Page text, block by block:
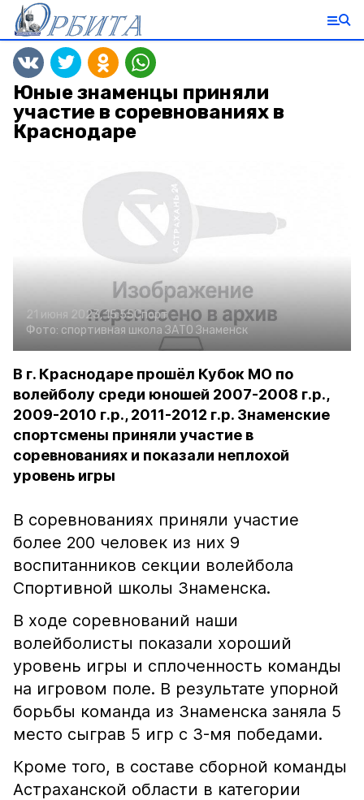
Юные знаменцы приняли
участие в соревнованиях в
Краснодаре
21 июня 2023, 15:55Спорт
Фото: спортивная школа ЗАТО Знаменск
В г. Краснодаре прошёл Кубок МО по
волейболу среди юношей 2007-2008 г.р.,
2009-2010 г.р., 2011-2012 г.р. Знаменские
спортсмены приняли участие в
соревнованиях и показали неплохой
уровень игры
В соревнованиях приняли участие
более 200 человек из них 9
воспитанников секции волейбола
Спортивной школы Знаменска.
В ходе соревнований наши
волейболисты показали хороший
уровень игры и сплоченность команды
на игровом поле. В результате упорной
борьбы команда из Знаменска заняла 5
место сыграв 5 игр с 3-мя победами.
Кроме того, в составе сборной команды
Астраханской области в категории